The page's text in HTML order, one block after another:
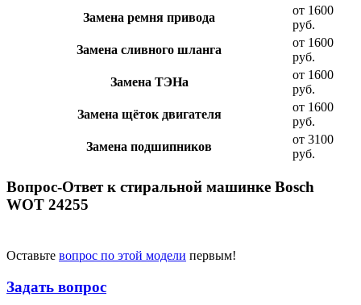
Замена ремня привода
от 1600
руб.
Замена сливного шланга
от 1600
руб.
Замена ТЭНа
от 1600
руб.
Замена щёток двигателя
от 1600
руб.
Замена подшипников
от 3100
руб.
Вопрос-Ответ к стиральной машинке Bosch
WOT 24255
Оставьте вопрос по этой модели первым!
Задать вопрос